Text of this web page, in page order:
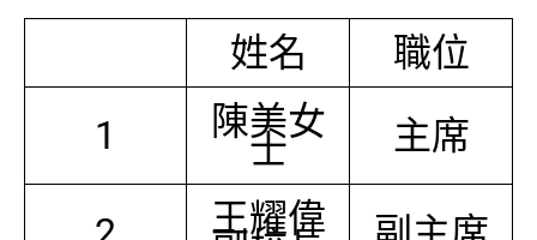
姓名
職位
1
陳美女
士 主席
王耀偉